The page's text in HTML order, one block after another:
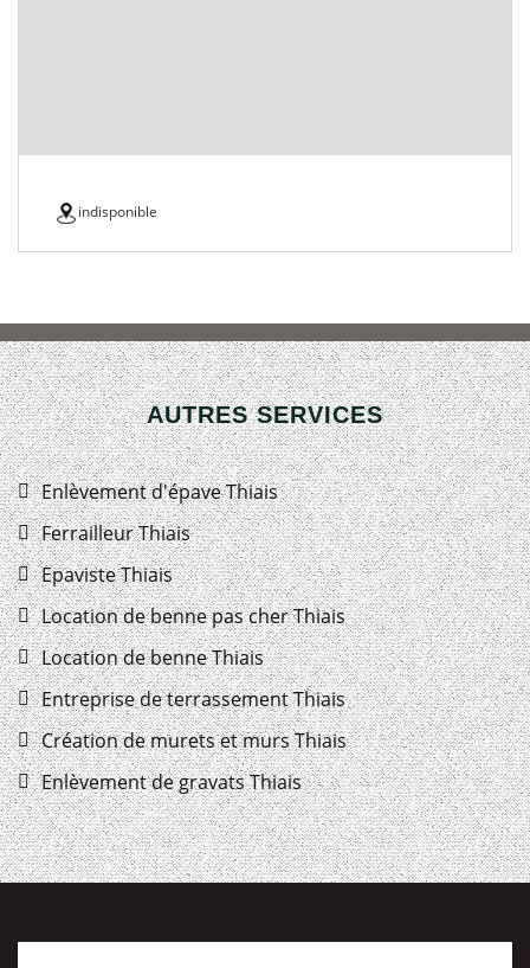
indisponible
AUTRES SERVICES
Enlèvement d'épave Thiais
Ferrailleur Thiais
Epaviste Thiais
Location de benne pas cher Thiais
Location de benne Thiais
Entreprise de terrassement Thiais
Création de murets et murs Thiais
Enlèvement de gravats Thiais